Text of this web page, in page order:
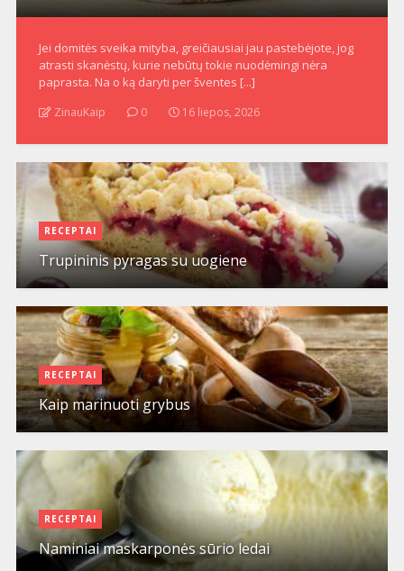
Jei domitės sveika mityba, greičiausiai jau pastebėjote, jog
atrasti skanėstų, kurie nebūtų tokie nuodėmingi nėra
paprasta. Na o ką daryti per šventes [...]
ZinauKaip 0 16 liepos, 2026
RECEPTAI
Trupininis pyragas su uogiene
RECEPTAI
Kaip marinuoti grybus
RECEPTAI
Naminiai maskarponės sūrio ledai